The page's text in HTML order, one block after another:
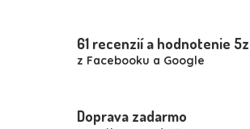
61 recenzií a hodnotenie
z Facebooku a Google
Doprava zadarmo